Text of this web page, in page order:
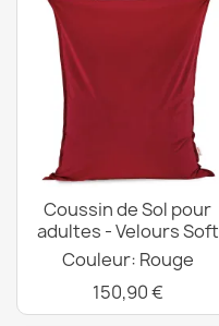
Coussin de Sol pour
adultes - Velours Soft
Couleur: Rouge
150,90 €